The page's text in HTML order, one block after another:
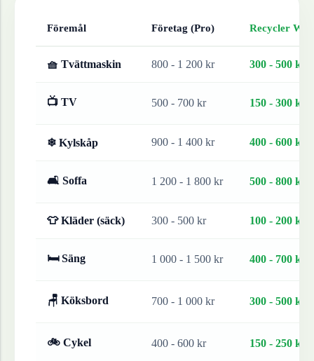
Föremål Företag (Pro) Recycler
🧺 Tvättmaskin 800 - 1 200 kr 300 - 500 kr
📺 TV 500 - 700 kr 150 - 300 kr
❄ Kylskåp 900 - 1 400 kr 400 - 600 kr
🛋 Soffa 1 200 - 1 800 kr 500 - 800 kr
👕 Kläder (säck) 300 - 500 kr 100 - 200 kr
🛏 Säng 1 000 - 1 500 kr 400 - 700 kr
🪑 Köksbord 700 - 1 000 kr 300 - 500 kr
🚲 Cykel 400 - 600 kr 150 - 250 kr